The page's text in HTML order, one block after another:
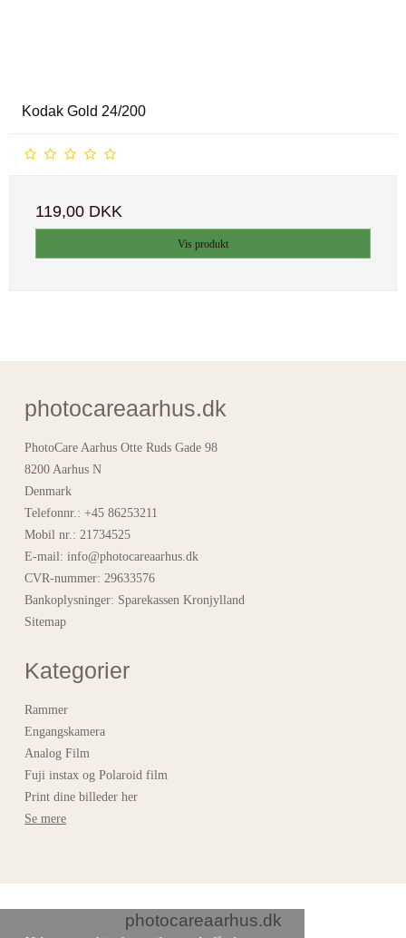
Kodak Gold 24/200
119,00 DKK
Vis produkt
photocareaarhus.dk
PhotoCare Aarhus Otte Ruds Gade 98
8200 Aarhus N
Denmark
Telefonnr.: +45 86253211
Mobil nr.: 21734525
E-mail: info@photocareaarhus.dk
CVR-nummer: 29633576
Bankoplysninger: Sparekassen Kronjylland
Sitemap
Kategorier
Rammer
Engangskamera
Analog Film
Fuji instax og Polaroid film
Print dine billeder her
Se mere
photocareaarhus.dk